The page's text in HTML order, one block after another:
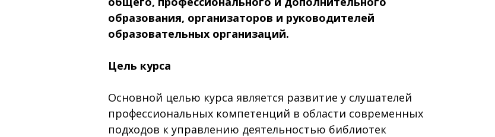
образования, организаторов и руководителей
образовательных организаций.
Цель курса
Основной целью курса является развитие у слушателей
профессиональных компетенций в области современных
подходов к управлению деятельностью библиотек